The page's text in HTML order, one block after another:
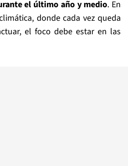
el último año y medio. En
donde cada vez queda
el foco debe estar en las